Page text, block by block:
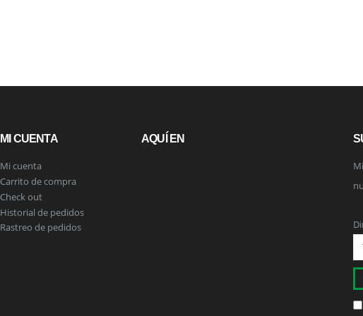
MI CUENTA
Mi cuenta
Carrito de compra
Check out
Historial de pedidos
Rastreo de pedidos
AQUÍ EN